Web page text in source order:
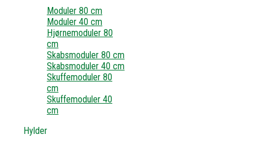
Moduler 80 cm
Moduler 40 cm
Hjørnemoduler 80
cm
Skabsmoduler 80 cm
Skabsmoduler 40 cm
Skuffemoduler 80
cm
Skuffemoduler 40
cm
Hylder